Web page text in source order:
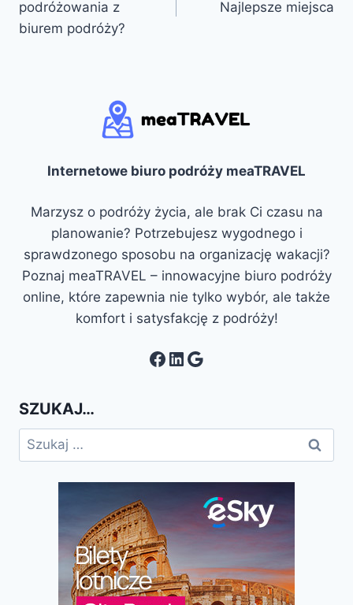
podróżowania z
biurem podróży?
Najlepsze miejsca
Internetowe biuro podróży meaTRAVEL
Marzysz o podróży życia, ale brak Ci czasu na
planowanie? Potrzebujesz wygodnego i
sprawdzonego sposobu na organizację wakacji?
Poznaj meaTRAVEL – innowacyjne biuro podróży
online, które zapewnia nie tylko wybór, ale także
komfort i satysfakcję z podróży!
Facebook
LinkedIn
Google
SZUKAJ…
Szukaj: